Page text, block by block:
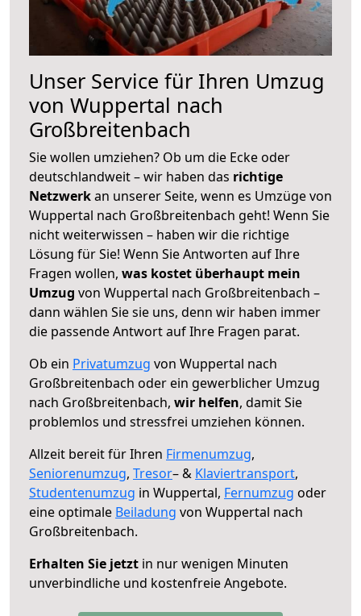
Unser Service für Ihren Umzug
von Wuppertal nach
Großbreitenbach
Sie wollen umziehen? Ob um die Ecke oder
deutschlandweit – wir haben das richtige
Netzwerkan unserer Seite, wenn es Umzüge von
Wuppertal nach Großbreitenbach geht! Wenn Sie
nicht weiterwissen – haben wir die richtige
Lösung für Sie! Wenn Sie Antworten auf Ihre
Fragen wollen, was kostet überhaupt mein
Umzug von Wuppertal nach Großbreitenbach –
dann wählen Sie sie uns, denn wir haben immer
die passende Antwort auf Ihre Fragen parat.
Ob ein Privatumzug von Wuppertal nach
Großbreitenbach oder ein gewerblicher Umzug
nach Großbreitenbach, wir helfen, damit Sie
problemlos und stressfrei umziehen können.
Allzeit bereit für Ihren Firmenumzug,
Seniorenumzug, Tresor– & Klaviertransport,
Studentenumzug in Wuppertal, Fernumzug oder
eine optimale Beiladung von Wuppertal nach
Großbreitenbach.
Erhalten Sie jetzt in nur wenigen Minuten
unverbindliche und kostenfreie Angebote.